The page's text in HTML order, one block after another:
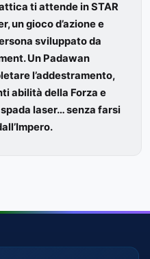
ti attende in STAR
un gioco d’azione e
sviluppato da
Un Padawan
l’addestramento,
abilità della Forza e
laser… senza farsi